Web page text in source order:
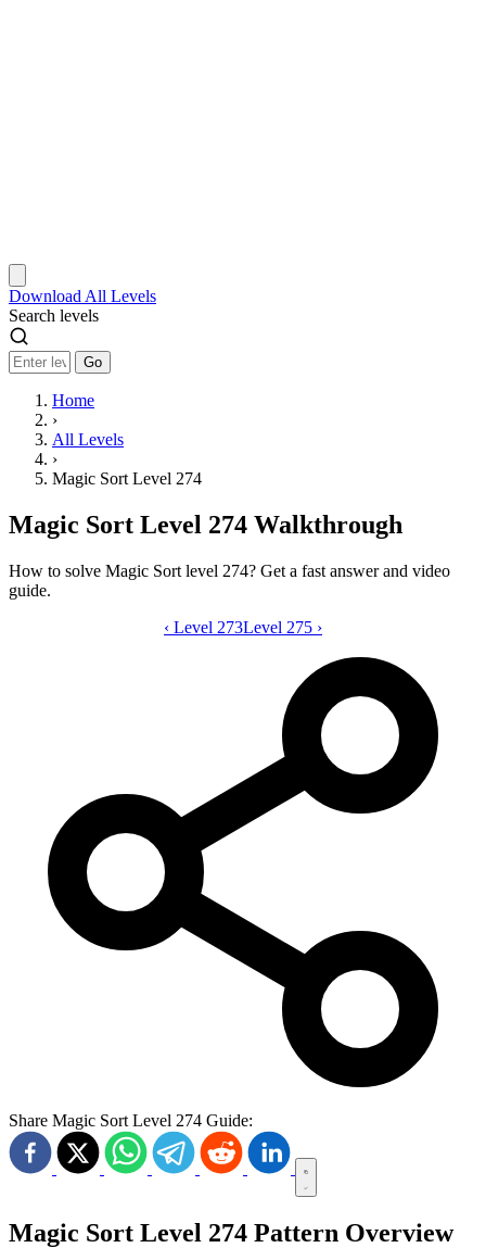
Download All Levels
Search levels
Go
Home
›
All Levels
›
Magic Sort Level 274
Magic Sort Level 274 Walkthrough
How to solve Magic Sort level 274? Get a fast answer and video
guide.
Magic Sort level 274 video guide
‹ Level 273Level 275 ›
Share Magic Sort Level 274 Guide:
Magic Sort Level 274 Pattern Overview